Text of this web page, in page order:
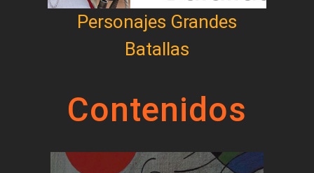
Personajes Grandes
Batallas
Contenidos